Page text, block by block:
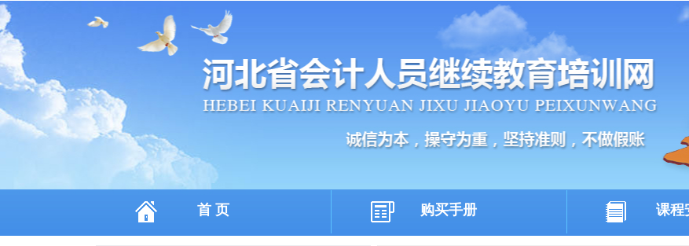
首 页 购买手册 课程